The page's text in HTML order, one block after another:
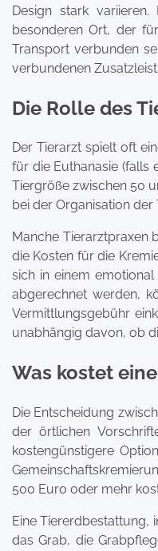
Design stark
besonderen Ort, der
Transport verbunden
verbundenen
Die Rolle des
Der Tierarzt spielt oft
für die Euthanasie (falls
Tiergröße zwischen 50
bei der Organisation
Manche Tierarztpraxen
die Kosten für die
sich in einem
abgerechnet werden,
Vermittlungsgebühr
unabhängig davon, ob
Was kostet
Die Entscheidung
der örtlichen
kostengünstigere
500 Euro oder mehr
Eine Tiererdbestattung,
das Grab, die